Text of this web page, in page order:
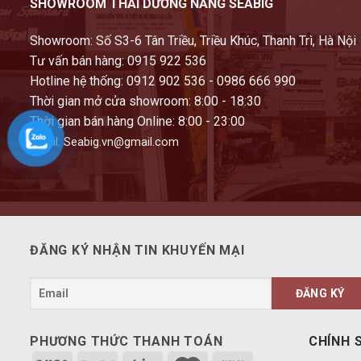
SHOWROOM THÁI DƯƠNG NĂNG SEABIG
Showroom: Số S3-6 Tân Triều, Triều Khúc, Thanh Trì, Hà Nội
Tư vấn bán hàng: 0915 922 536
Hotline hệ thống: 0912 902 536 - 0986 666 990
Thời gian mở cửa showroom: 8:00 - 18:30
Thời gian bán hàng Online: 8:00 - 23:00
Email: Seabig.vn@gmail.com
ĐĂNG KÝ NHẬN TIN KHUYẾN MẠI
PHƯƠNG THỨC THANH TOÁN
CHÍNH